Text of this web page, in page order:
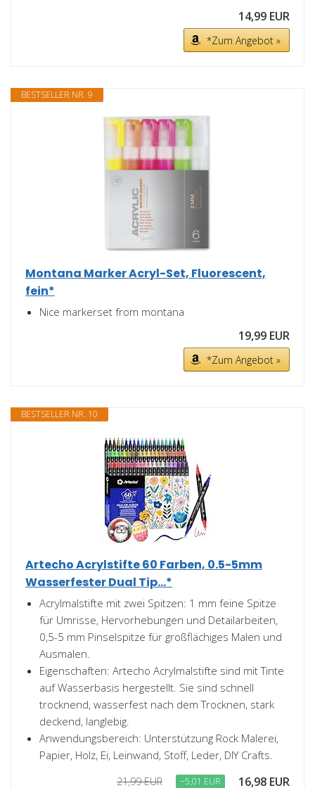
14,99 EUR
*Zum Angebot »
BESTSELLER NR. 9
Montana Marker Acryl-Set, Fluorescent,
fein*
Nice markerset from montana
19,99 EUR
*Zum Angebot »
BESTSELLER NR. 10
Artecho Acrylstifte 60 Farben, 0.5-5mm
Wasserfester Dual Tip...*
Acrylmalstifte mit zwei Spitzen: 1 mm feine Spitze
für Umrisse, Hervorhebungen und Detailarbeiten,
0,5-5 mm Pinselspitze für großflächiges Malen und
Ausmalen.
Eigenschaften: Artecho Acrylmalstifte sind mit Tinte
auf Wasserbasis hergestellt. Sie sind schnell
trocknend, wasserfest nach dem Trocknen, stark
deckend, langlebig.
Anwendungsbereich: Unterstützung Rock Malerei,
Papier, Holz, Ei, Leinwand, Stoff, Leder, DIY Crafts.
21,99 EUR −5,01 EUR 16,98 EUR